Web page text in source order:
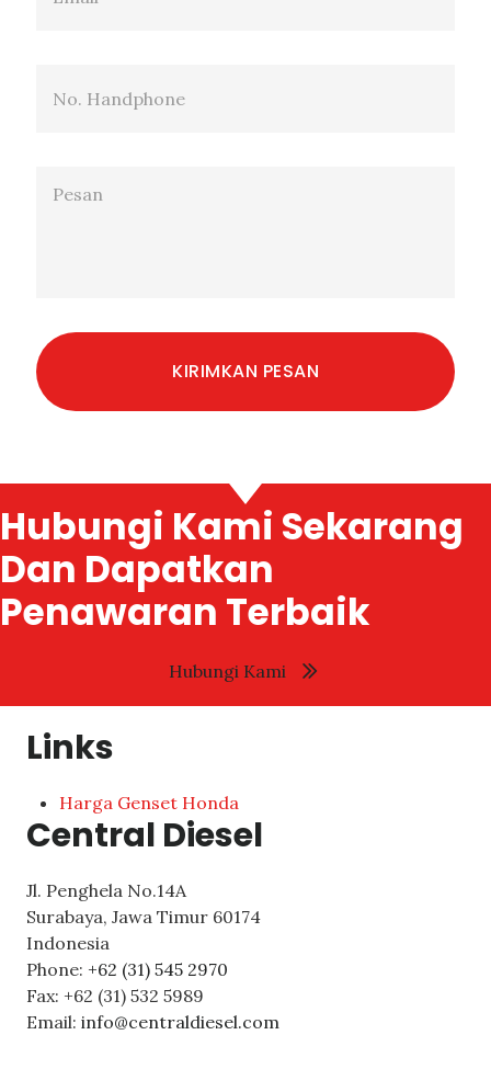
Hubungi Kami Sekarang
Dan Dapatkan
Penawaran Terbaik
Hubungi Kami
Links
Harga Genset Honda
Central Diesel
Jl. Penghela No.14A
Surabaya, Jawa Timur 60174
Indonesia
Phone: +62 (31) 545 2970
Fax: +62 (31) 532 5989
Email: info@centraldiesel.com